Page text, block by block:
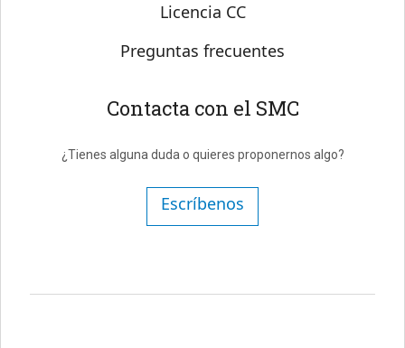
Licencia CC
Preguntas frecuentes
Contacta con el SMC
¿Tienes alguna duda o quieres proponernos algo?
Escríbenos